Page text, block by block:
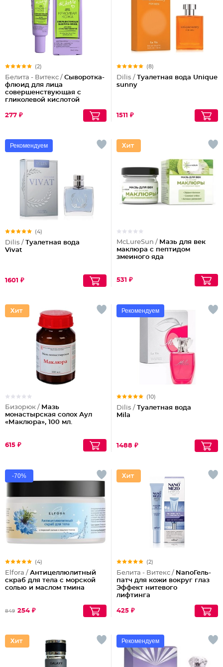
(2)
Белита - Витекс / Сыворотка-
флюид для лица
совершенствующая с
гликолевой кислотой
277 ₽
(8)
Dilis / Туалетная вода Unique
sunny
1511 ₽
Рекомендуем
(4)
Dilis / Туалетная вода
Vivat
1601 ₽
McLureSun / Мазь для век
маклюра с пептидом
змеиного яда
531 ₽
Бизорюк / Мазь
монастырская солох Аул
«Маклюра», 100 мл.
615 ₽
Рекомендуем
(10)
Dilis / Туалетная вода
Mila
1488 ₽
-70%
(4)
Elfora / Антицеллюлитный
скраб для тела с морской
солью и маслом тмина
849 254 ₽
(2)
Белита - Витекс / NanoГель-
патч для кожи вокруг глаз
Эффект нитевого
лифтинга
425 ₽
Рекомендуем